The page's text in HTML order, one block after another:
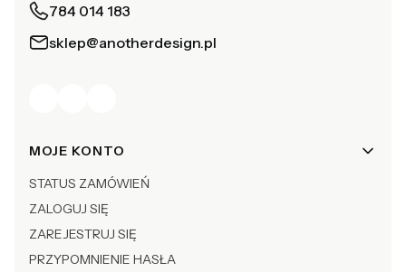
784 014 183
sklep@anotherdesign.pl
Linki w stopce
MOJE KONTO
STATUS ZAMÓWIEŃ
ZALOGUJ SIĘ
ZAREJESTRUJ SIĘ
PRZYPOMNIENIE HASŁA